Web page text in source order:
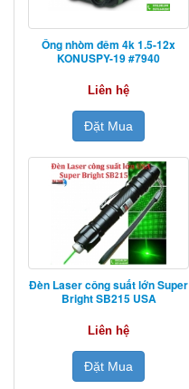
Ống nhòm đêm 4k 1.5-12x
KONUSPY-19 #7940
Liên hệ
Đặt Mua
Đèn Laser công suất lớn Super
Bright SB215 USA
Liên hệ
Đặt Mua